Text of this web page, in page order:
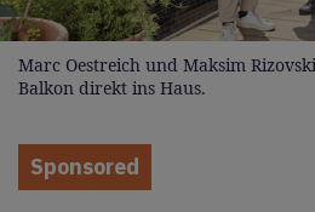
Marc Oestreich und Maksim
Balkon direkt ins Haus.
Sponsored